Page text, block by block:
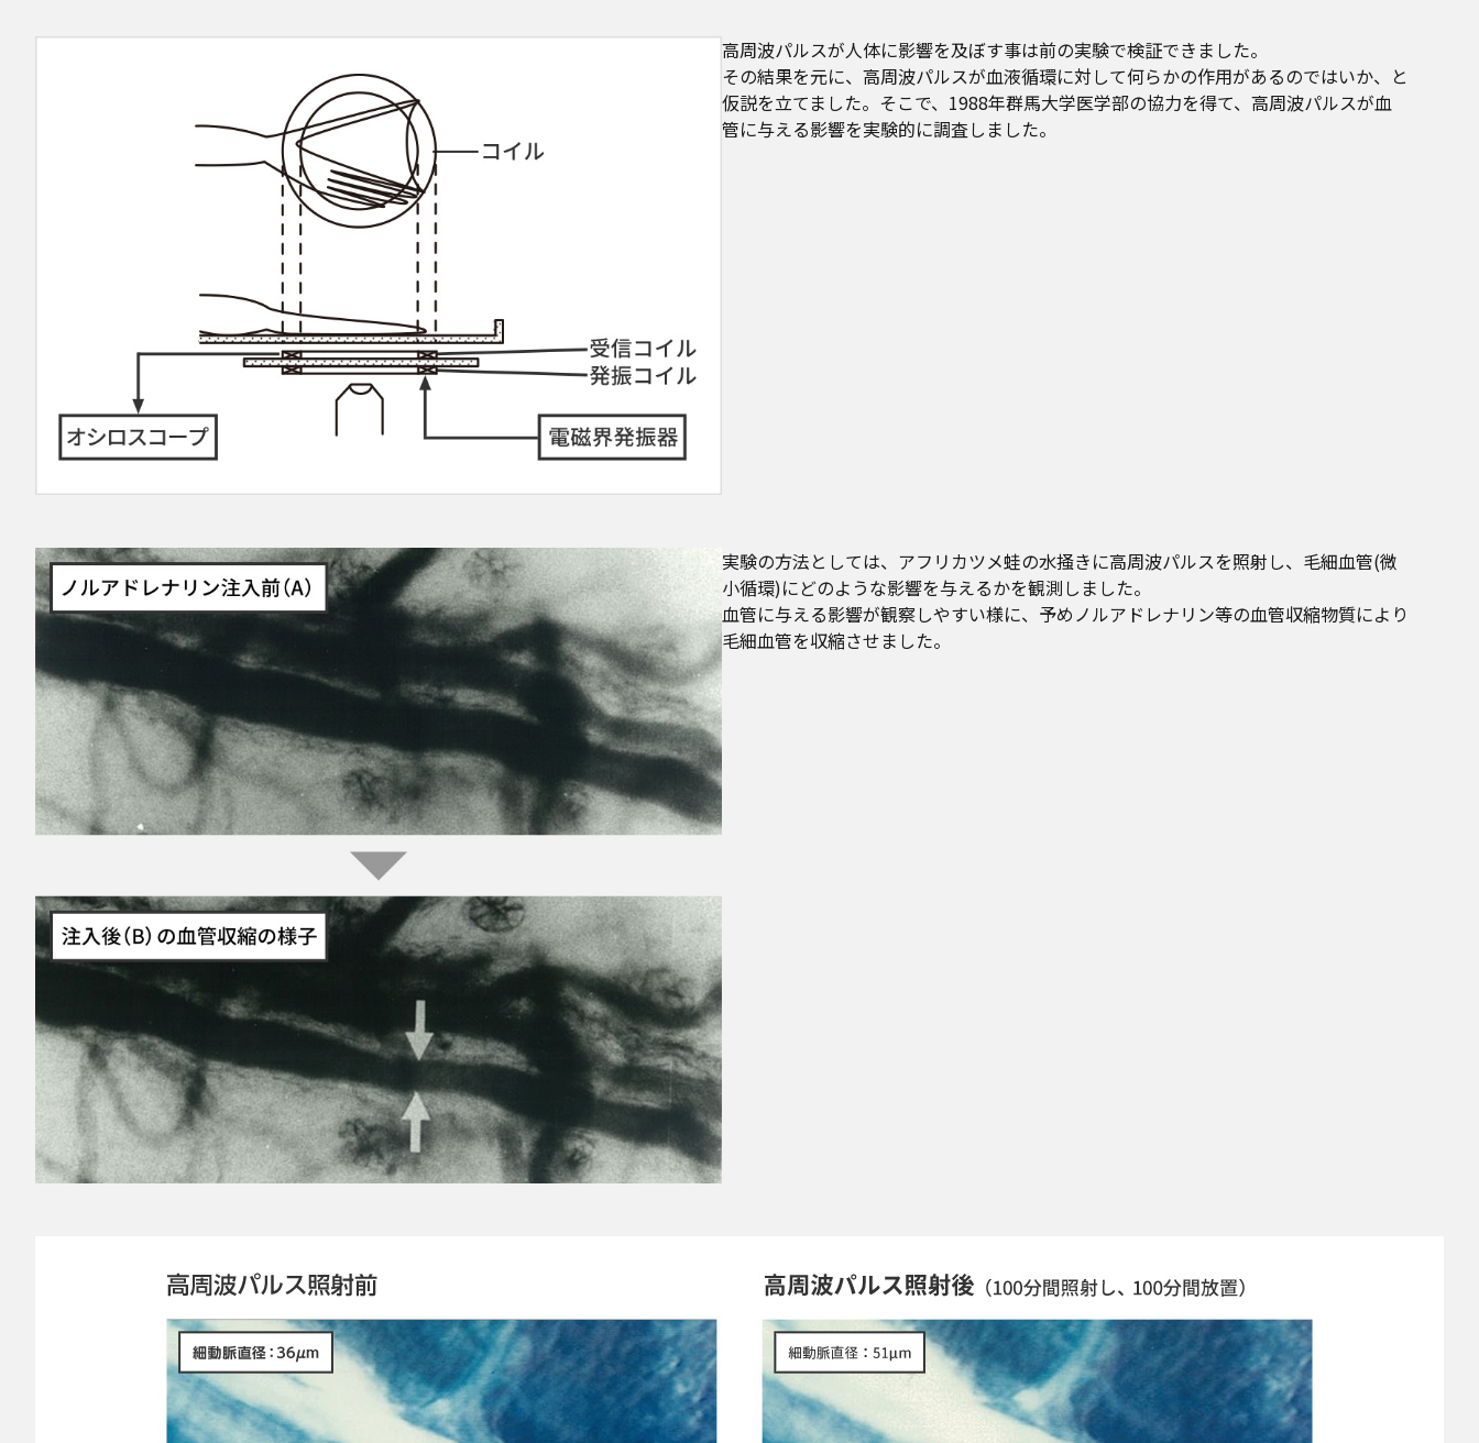
高周波パルスが人体に影響を及ぼす事は前の実験で検証できました。
その結果を元に、高周波パルスが血液循環に対して何らかの作用があるのではいか、と
仮説を立てました。そこで、1988年群馬大学医学部の協力を得て、高周波パルスが血
管に与える影響を実験的に調査しました。
実験の方法としては、アフリカツメ蛙の水掻きに高周波パルスを照射し、毛細血管(微
小循環)にどのような影響を与えるかを観測しました。
血管に与える影響が観察しやすい様に、予めノルアドレナリン等の血管収縮物質により
毛細血管を収縮させました。